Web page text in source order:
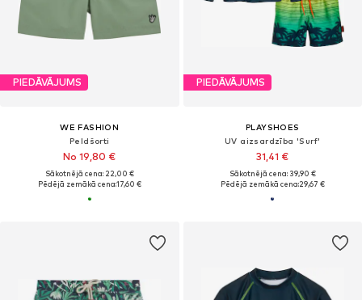
PIEDĀVĀJUMS
WE FASHION
Peldšorti
No 19,80 €
Sākotnējā cena: 22,00 €
Pēdējā zemākā cena:17,60 €
PIEDĀVĀJUMS
PLAYSHOES
UV aizsardzība 'Surf'
31,41 €
Sākotnējā cena: 39,90 €
Pēdējā zemākā cena:29,67 €